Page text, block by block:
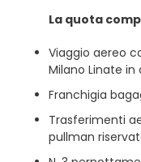
La quota
Viaggio aereo
Milano Linate
Franchigia
Trasferimenti
pullman